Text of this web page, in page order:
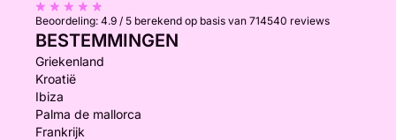
Beoordeling: 4.9 / 5 berekend op basis van 714540 reviews
BESTEMMINGEN
Griekenland
Kroatië
Ibiza
Palma de mallorca
Frankrijk